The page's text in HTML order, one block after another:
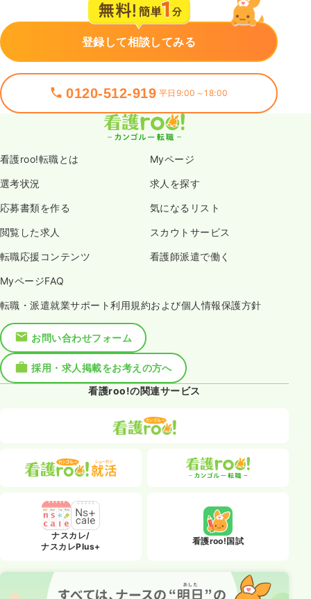
登録して相談してみる
0120-512-919 平日9:00～18:00
看護roo!転職とは Myページ
選考状況 求人を探す
応募書類を作る 気になるリスト
閲覧した求人 スカウトサービス
転職応援コンテンツ 看護師派遣で働く
MyページFAQ
転職・派遣就業サポート利用規約および個人情報保護方針
お問い合わせフォーム
採用・求人掲載をお考えの方へ
看護roo!の関連サービス
ナスカレ/
ナスカレPlus+
看護roo!国試